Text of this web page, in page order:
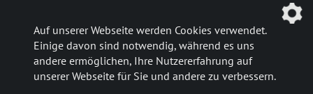
Aktuelle Meldungen
Kontakt
Auf unserer Webseite werden Cookies verwendet.
Einige davon sind notwendig, während es uns
andere ermöglichen, Ihre Nutzererfahrung auf
unserer Webseite für Sie und andere zu verbessern.